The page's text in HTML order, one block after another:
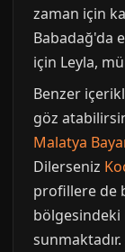
zaman için
Babadağ'da
için Leyla,
Benzer
göz
Malatya
Dilerseniz
profillere de
bölgesindeki
sunmaktadır.